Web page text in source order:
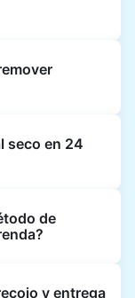
maquillaje,
seco. Se
de la
seco en 24
24 horas,
y
delicadas,
de
y entrega